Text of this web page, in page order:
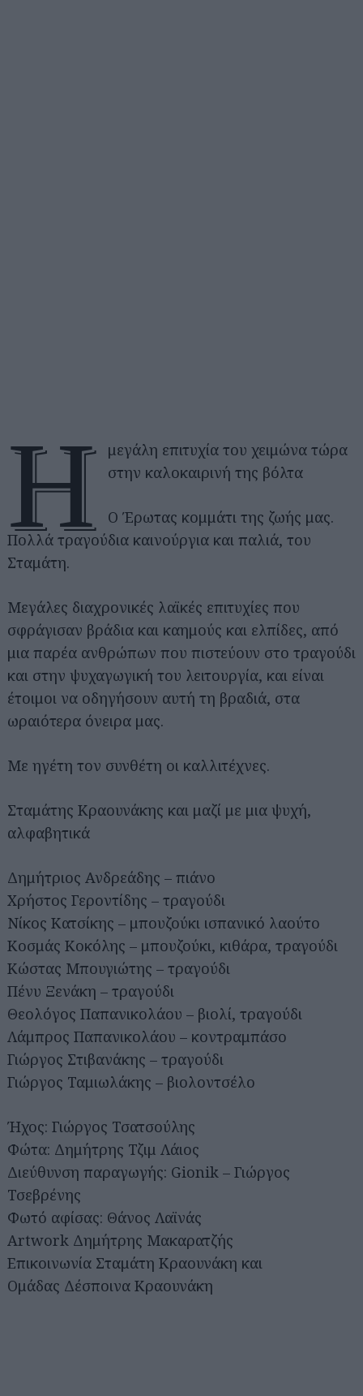
Η
μεγάλη επιτυχία του χειμώνα τώρα
στην καλοκαιρινή της βόλτα
Ο Έρωτας κομμάτι της ζωής μας.
Πολλά τραγούδια καινούργια και παλιά, του
Σταμάτη.
Μεγάλες διαχρονικές λαϊκές επιτυχίες που
σφράγισαν βράδια και καημούς και ελπίδες, από
μια παρέα ανθρώπων που πιστεύουν στο τραγούδι
και στην ψυχαγωγική του λειτουργία, και είναι
έτοιμοι να οδηγήσουν αυτή τη βραδιά, στα
ωραιότερα όνειρα μας.
Με ηγέτη τον συνθέτη οι καλλιτέχνες.
Σταμάτης Κραουνάκης και μαζί με μια ψυχή,
αλφαβητικά
Δημήτριος Ανδρεάδης – πιάνο
Χρήστος Γεροντίδης – τραγούδι
Νίκος Κατσίκης – μπουζούκι ισπανικό λαούτο
Κοσμάς Κοκόλης – μπουζούκι, κιθάρα, τραγούδι
Κώστας Μπουγιώτης – τραγούδι
Πένυ Ξενάκη – τραγούδι
Θεολόγος Παπανικολάου – βιολί, τραγούδι
Λάμπρος Παπανικολάου – κοντραμπάσο
Γιώργος Στιβανάκης – τραγούδι
Γιώργος Ταμιωλάκης – βιολοντσέλο
Ήχος: Γιώργος Τσατσούλης
Φώτα: Δημήτρης Τζιμ Λάιος
Διεύθυνση παραγωγής: Gionik – Γιώργος
Τσεβρένης
Φωτό αφίσας: Θάνος Λαϊνάς
Artwork Δημήτρης Μακαρατζής
Επικοινωνία Σταμάτη Κραουνάκη και
Ομάδας Δέσποινα Κραουνάκη